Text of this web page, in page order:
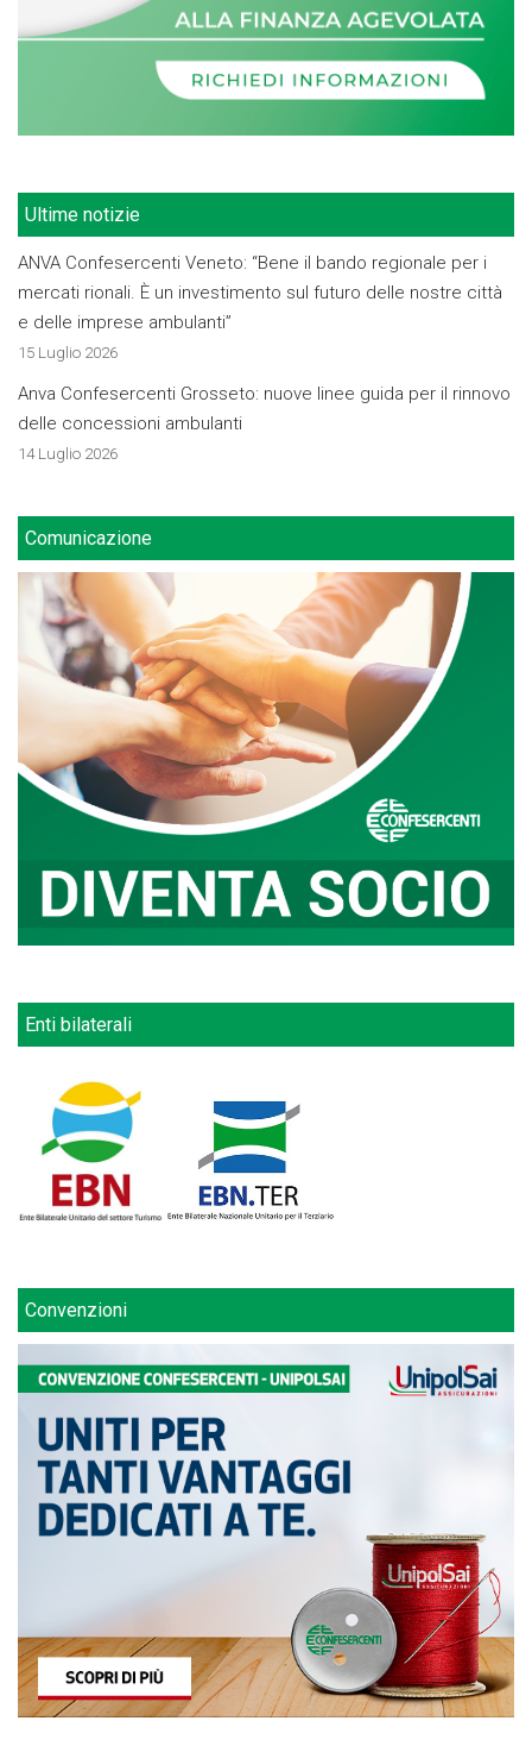
Ultime notizie
ANVA Confesercenti Veneto: “Bene il bando regionale per i
mercati rionali. È un investimento sul futuro delle nostre città
e delle imprese ambulanti”
15 Luglio 2026
Anva Confesercenti Grosseto: nuove linee guida per il rinnovo
delle concessioni ambulanti
14 Luglio 2026
Comunicazione
Enti bilaterali
Convenzioni